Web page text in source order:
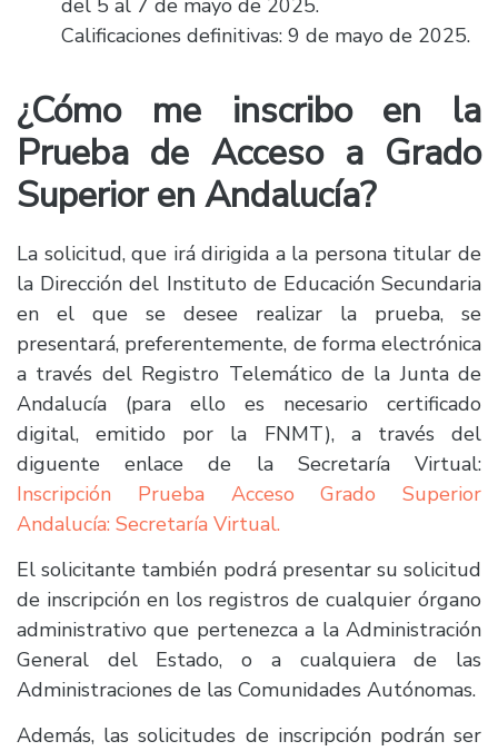
del 5 al 7 de mayo de 2025.
Calificaciones definitivas: 9 de mayo de 2025.
¿Cómo me inscribo en la
Prueba de Acceso a Grado
Superior en Andalucía?
La solicitud, que irá dirigida a la persona titular de
la Dirección del Instituto de Educación Secundaria
en el que se desee realizar la prueba, se
presentará, preferentemente, de forma electrónica
a través del Registro Telemático de la Junta de
Andalucía (para ello es necesario certificado
digital, emitido por la FNMT), a través del
diguente enlace de la Secretaría Virtual:
Inscripción Prueba Acceso Grado Superior
Andalucía: Secretaría Virtual.
El solicitante también podrá presentar su solicitud
de inscripción en los registros de cualquier órgano
administrativo que pertenezca a la Administración
General del Estado, o a cualquiera de las
Administraciones de las Comunidades Autónomas.
Además, las solicitudes de inscripción podrán ser